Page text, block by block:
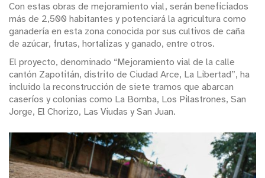
Con estas obras de mejoramiento vial, serán beneficiados
más de 2,500 habitantes y potenciará la agricultura como
ganadería en esta zona conocida por sus cultivos de caña
de azúcar, frutas, hortalizas y ganado, entre otros.
El proyecto, denominado “Mejoramiento vial de la calle
cantón Zapotitán, distrito de Ciudad Arce, La Libertad”, ha
incluido la reconstrucción de siete tramos que abarcan
caseríos y colonias como La Bomba, Los Pilastrones, San
Jorge, El Chorizo, Las Viudas y San Juan.